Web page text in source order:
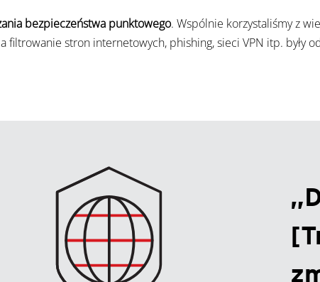
bezpieczeństwa punktowego. Wspólnie korzystaliśmy z
filtrowanie stron internetowych, phishing, sieci VPN itp. były